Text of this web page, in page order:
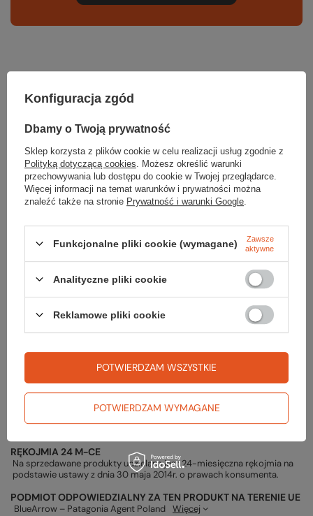
Zerknij też na to:
Legginsy z wełną MERINO 250 BASE LAYER
BOTTOM WOMEN
469,99 zł
Najniższa cena z 30 dni przed obniżką:429,99 zł
Koszulka z wełną merino SYNCRINO BASE TEE
WOMEN
269,99 zł
Najniższa cena z 30 dni przed obniżką: 299,99 zł
Czapka THERMONET BEANIE
119,99 zł
RĘKOJMIA 24 M-CE
Na sprzedawane produkty udzielana jest 24-miesięczna rękojmia na
podstawie ustawy z dnia 30 maja 2014r. o prawach konsumenta.
PODMIOT ODPOWIEDZIALNY ZA TEN PRODUKT NA TERENIE UE
BlueArrow – Patagonia Agent Poland Więcej
Konfiguracja zgód
Dbamy o Twoją prywatność
Sklep korzysta z plików cookie w celu realizacji usług zgodnie z
Polityką dotyczącą cookies . Możesz określić warunki
przechowywania lub dostępu do cookie w Twojej przeglądarce.
Więcej informacji na temat warunków i prywatności można
znaleźć także na stronie Prywatność i warunki Google
Funkcjonalne pliki cookie (wymagane)
Zawsze
aktywne
Analityczne pliki cookie
Reklamowe pliki cookie
POTWIERDZAM WYMAGANE
POTWIERDZAM WSZYSTKIE